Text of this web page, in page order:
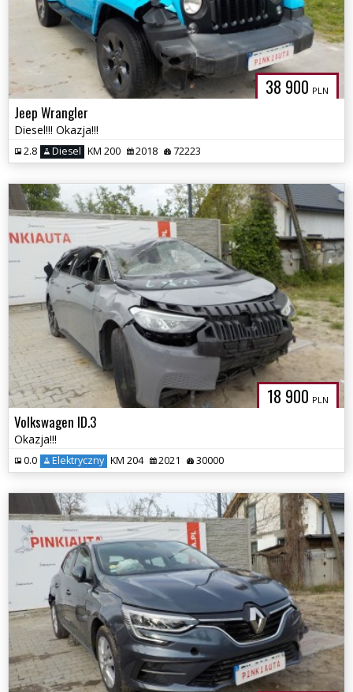
38 900 PLN
Jeep Wrangler
Diesel!!! Okazja!!!
2.8 Diesel KM 200 2018 72223
18 900 PLN
Volkswagen ID.3
Okazja!!!
0.0 Elektryczny KM 204 2021 30000